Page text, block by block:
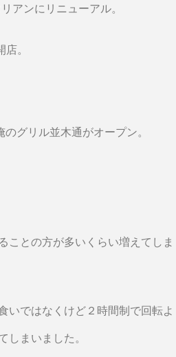
アンにリニューアル。
。
グリル並木通がオープン。
ことの方が多いくらい増えてしま
いではなくけど２時間制で回転よ
しまいました。